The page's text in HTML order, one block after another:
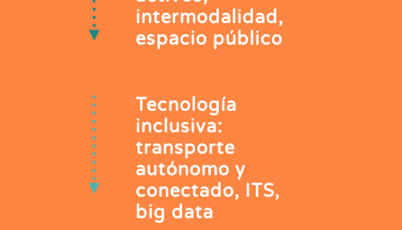
intermodalidad,
espacio público
Tecnología
inclusiva:
transporte
autónomo y
conectado, ITS,
big data